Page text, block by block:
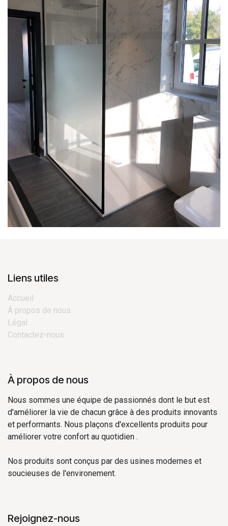
Liens utiles
Accueil
À propos de nous
Légal
Contactez-nous
À propos de nous
Nous sommes une équipe de passionnés dont le but est
d'améliorer la vie de chacun grâce à des produits innovants
et performants. Nous plaçons d'excellents produits pour
améliorer votre confort au quotidien .
Nos produits sont conçus par des usines modernes et
soucieuses de l'environement.
Rejoignez-nous